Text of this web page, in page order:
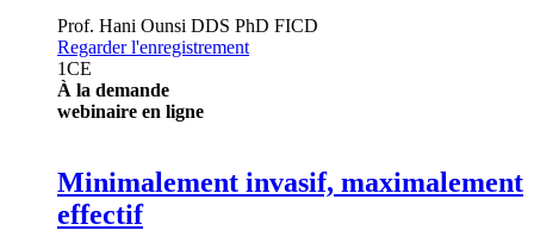
Prof. Hani Ounsi DDS PhD FICD
Regarder l'enregistrement
1CE
À la demande
webinaire en ligne
Minimalement invasif, maximalement
effectif